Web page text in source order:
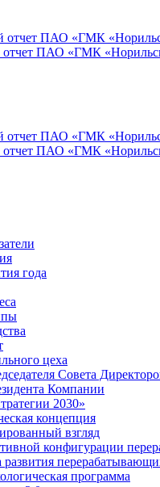
отчет ПАО «ГМК
отчет ПАО «ГМК
отчет ПАО «ГМК
отчет ПАО «ГМК
года
цеха
Совета
Компании
2030»
концепция
взгляд
конфигурации
развития
программа